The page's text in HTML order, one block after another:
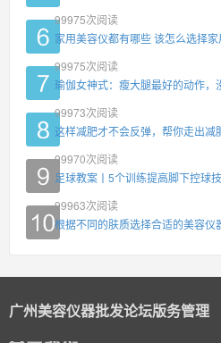
99975次阅读
家用美容仪都有哪些 该怎么选择
99975次阅读
瑜伽女神式：瘦大腿最好的动作，
99973次阅读
这样减肥才不会反弹，帮你走出减
99970次阅读
足球教案丨5个训练提高脚下控球
99963次阅读
根据不同的肤质选择合适的美容仪
广州美容仪器批发论坛版务管理